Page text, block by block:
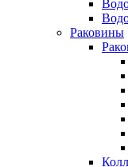
Раковины